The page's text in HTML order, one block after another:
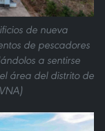
de nueva
de pescadores
a sentirse
área del distrito de